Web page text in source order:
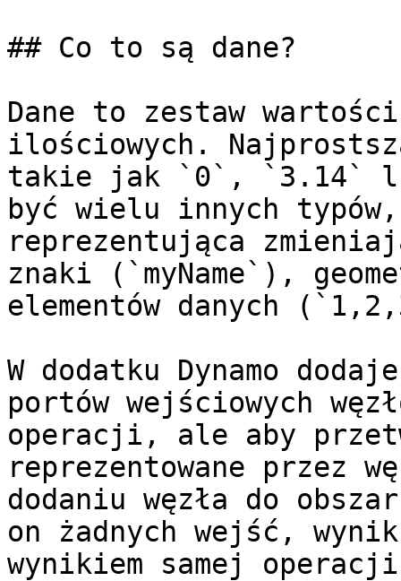
## Co to są dane?
Dane to zestaw
ilościowych.
takie jak `0`, `3.14`
być wielu innych
reprezentująca
znaki (`myName`),
elementów danych
W dodatku Dynamo
portów wejściowych
operacji, ale aby
reprezentowane przez
dodaniu węzła do
on żadnych wejść,
wynikiem samej